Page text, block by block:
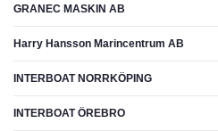
GRANEC MASKIN AB
Harry Hansson Marincentrum AB
INTERBOAT NORRKÖPING
INTERBOAT ÖREBRO